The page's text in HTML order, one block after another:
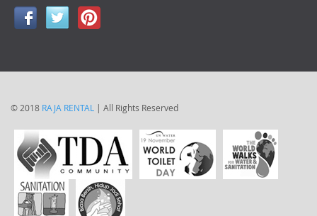
© 2018 RAJA RENTAL | All Rights Reserved